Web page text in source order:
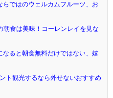
ではのウェルカムフルーツ、お
食は美味！コーレンレイを見な
ると朝食無料だけではない、嬉
ト観光するなら外せないおすすめ